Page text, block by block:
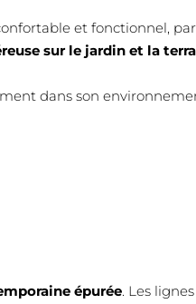
et fonctionnel,
sur le jardin et la
dans son
épurée. Les